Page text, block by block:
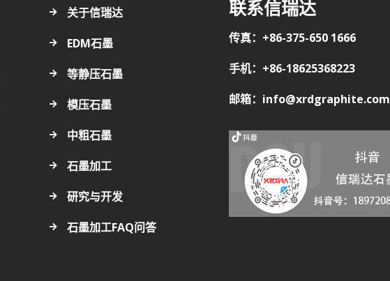
关于信瑞达
EDM石墨
等静压石墨
模压石墨
中粗石墨
石墨加工
研究与开发
石墨加工FAQ问答
联系信瑞达
传真：+86-375-650 1666
手机：+86-18625368223
邮箱：info@xrdgraphite.com